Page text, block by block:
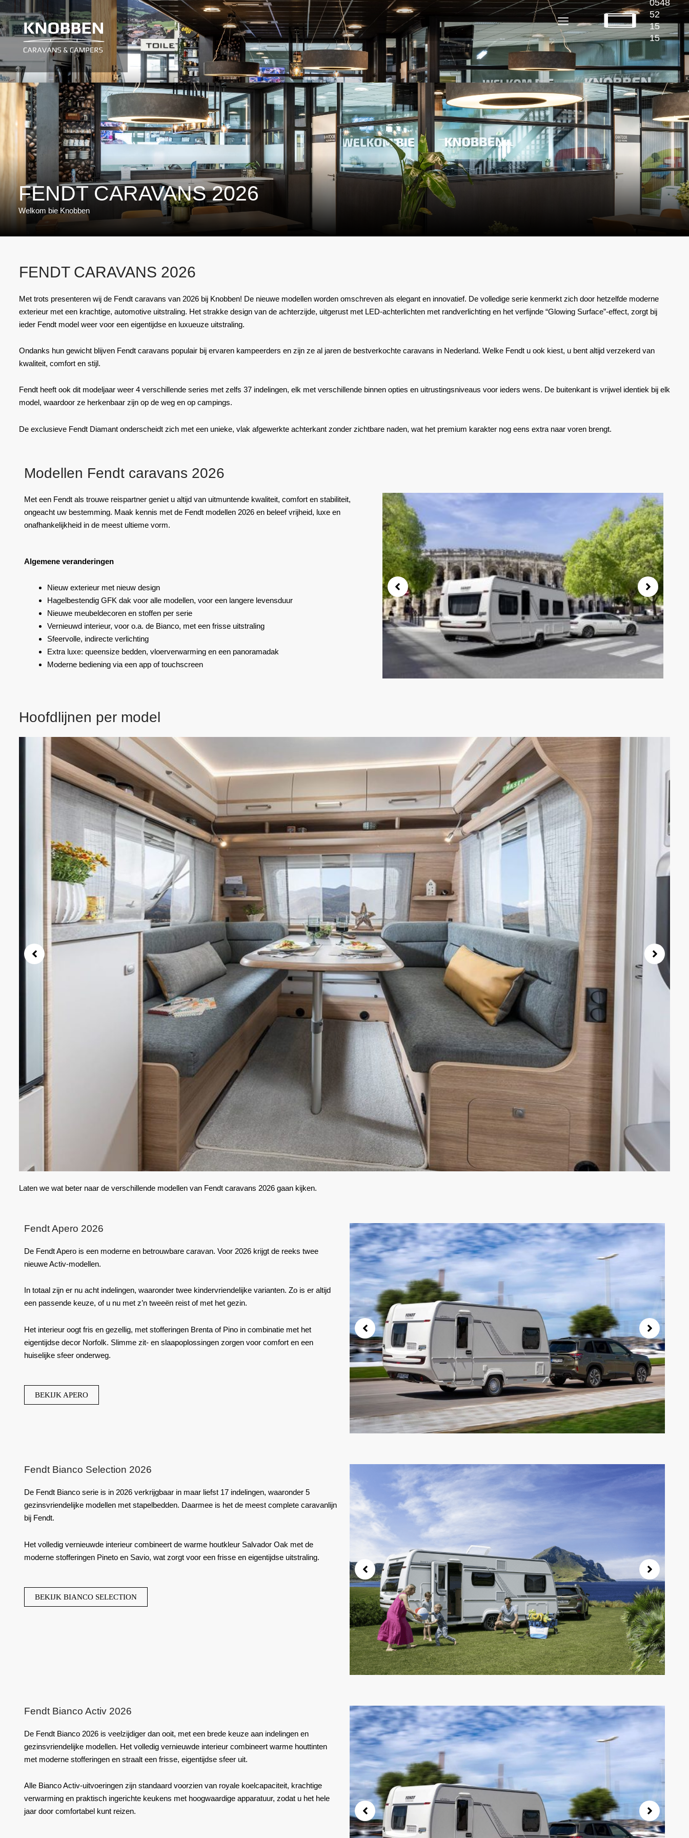
naar
de
0548
52
15
15
FENDT CARAVANS 2026
Welkom bie Knobben
FENDT CARAVANS 2026
Welkom bie Knobben
FENDT CARAVANS 2026
Met trots presenteren wij de Fendt caravans van 2026 bij Knobben! De nieuwe modellen worden omschreven als elegant en innovatief. De volledige serie kenmerkt zich door hetzelfde moderne
exterieur met een krachtige, automotive uitstraling. Het strakke design van de achterzijde, uitgerust met LED-achterlichten met randverlichting en het verfijnde “Glowing Surface”-effect, zorgt bij
ieder Fendt model weer voor een eigentijdse en luxueuze uitstraling.
Ondanks hun gewicht blijven Fendt caravans populair bij ervaren kampeerders en zijn ze al jaren de bestverkochte caravans in Nederland. Welke Fendt u ook kiest, u bent altijd verzekerd van
kwaliteit, comfort en stijl.
Fendt heeft ook dit modeljaar weer 4 verschillende series met zelfs 37 indelingen, elk met verschillende binnen opties en uitrustingsniveaus voor ieders wens. De buitenkant is vrijwel identiek bij elk
model, waardoor ze herkenbaar zijn op de weg en op campings.
De exclusieve Fendt Diamant onderscheidt zich met een unieke, vlak afgewerkte achterkant zonder zichtbare naden, wat het premium karakter nog eens extra naar voren brengt.
Modellen Fendt caravans 2026
Met een Fendt als trouwe reispartner geniet u altijd van uitmuntende kwaliteit, comfort en stabiliteit,
ongeacht uw bestemming. Maak kennis met de Fendt modellen 2026 en beleef vrijheid, luxe en
onafhankelijkheid in de meest ultieme vorm.
Algemene veranderingen
Nieuw exterieur met nieuw design
Hagelbestendig GFK dak voor alle modellen, voor een langere levensduur
Nieuwe meubeldecoren en stoffen per serie
Vernieuwd interieur, voor o.a. de Bianco, met een frisse uitstraling
Sfeervolle, indirecte verlichting
Extra luxe: queensize bedden, vloerverwarming en een panoramadak
Moderne bediening via een app of touchscreen
Hoofdlijnen per model
Laten we wat beter naar de verschillende modellen van Fendt caravans 2026 gaan kijken.
Fendt Apero 2026
De Fendt Apero is een moderne en betrouwbare caravan. Voor 2026 krijgt de reeks twee
nieuwe Activ-modellen.
In totaal zijn er nu acht indelingen, waaronder twee kindervriendelijke varianten. Zo is er altijd
een passende keuze, of u nu met z’n tweeën reist of met het gezin.
Het interieur oogt fris en gezellig, met stofferingen Brenta of Pino in combinatie met het
eigentijdse decor Norfolk. Slimme zit- en slaapoplossingen zorgen voor comfort en een
huiselijke sfeer onderweg.
BEKIJK APERO
Fendt Bianco Selection 2026
De Fendt Bianco serie is in 2026 verkrijgbaar in maar liefst 17 indelingen, waaronder 5
gezinsvriendelijke modellen met stapelbedden. Daarmee is het de meest complete caravanlijn
bij Fendt.
Het volledig vernieuwde interieur combineert de warme houtkleur Salvador Oak met de
moderne stofferingen Pineto en Savio, wat zorgt voor een frisse en eigentijdse uitstraling.
BEKIJK BIANCO SELECTION
Fendt Bianco Activ 2026
De Fendt Bianco 2026 is veelzijdiger dan ooit, met een brede keuze aan indelingen en
gezinsvriendelijke modellen. Het volledig vernieuwde interieur combineert warme houttinten
met moderne stofferingen en straalt een frisse, eigentijdse sfeer uit.
Alle Bianco Activ-uitvoeringen zijn standaard voorzien van royale koelcapaciteit, krachtige
verwarming en praktisch ingerichte keukens met hoogwaardige apparatuur, zodat u het hele
jaar door comfortabel kunt reizen.